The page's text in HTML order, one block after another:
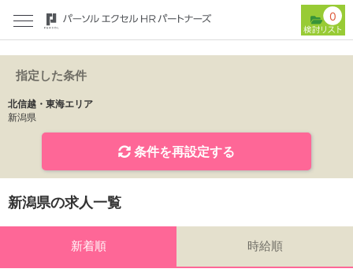
0
指定した条件
北信越・東海エリア
新潟県
条件を再設定する
新潟県の求人一覧
新着順 時給順